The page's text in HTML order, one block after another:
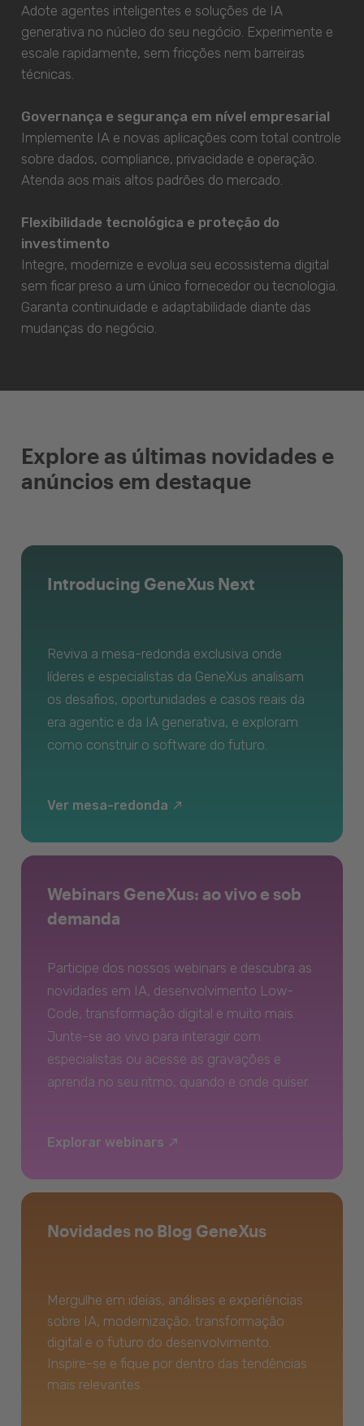
Adote agentes inteligentes e soluções de IA
generativa no núcleo do seu negócio. Experimente e
escale rapidamente, sem fricções nem barreiras
técnicas.
Governança e segurança em nível empresarial
Implemente IA e novas aplicações com total controle
sobre dados, compliance, privacidade e operação.
Atenda aos mais altos padrões do mercado.
Flexibilidade tecnológica e proteção do
investimento
Integre, modernize e evolua seu ecossistema digital
sem ficar preso a um único fornecedor ou tecnologia.
Garanta continuidade e adaptabilidade diante das
mudanças do negócio.
Explore as últimas novidades e
anúncios em destaque
Introducing GeneXus Next
Reviva a mesa-redonda exclusiva onde
líderes e especialistas da GeneXus analisam
os desafios, oportunidades e casos reais da
era agentic e da IA generativa, e exploram
como construir o software do futuro.
Ver mesa-redonda
Webinars GeneXus: ao vivo e sob
demanda
Participe dos nossos webinars e descubra as
novidades em IA, desenvolvimento Low-
Code, transformação digital e muito mais.
Junte-se ao vivo para interagir com
especialistas ou acesse as gravações e
aprenda no seu ritmo, quando e onde quiser.
Explorar webinars
Novidades no Blog GeneXus
Mergulhe em ideias, análises e experiências
sobre IA, modernização, transformação
digital e o futuro do desenvolvimento.
Inspire-se e fique por dentro das tendências
mais relevantes.